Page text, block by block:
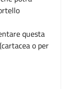
questa
o per